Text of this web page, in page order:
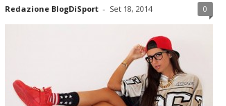
Redazione BlogDiSport - Set 18, 2014 0